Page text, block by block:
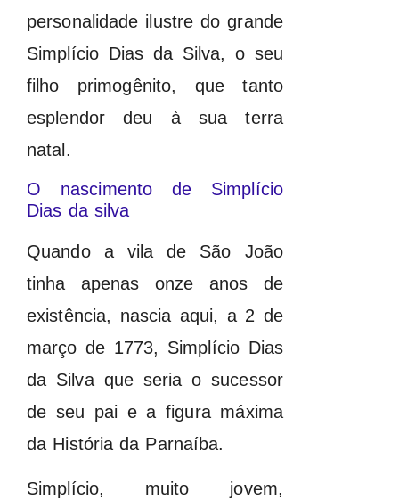
personalidade ilustre do grande
Simplício Dias da Silva, o seu
filho primogênito, que tanto
esplendor deu à sua terra
natal.
O nascimento de Simplício
Dias da silva
Quando a vila de São João
tinha apenas onze anos de
existência, nascia aqui, a 2 de
março de 1773, Simplício Dias
da Silva que seria o sucessor
de seu pai e a figura máxima
da História da Parnaíba.
Simplício, muito jovem,